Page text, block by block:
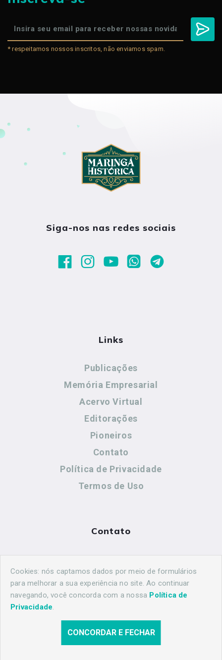
* respeitamos nossos inscritos, não enviamos spam.
Siga-nos nas redes sociais
Links
Publicações
Memória Empresarial
Acervo Virtual
Editorações
Pioneiros
Contato
Política de Privacidade
Termos de Uso
Contato
(44) 99883-8883
maringahistorica@gmail.com
© 2026 Maringá Histórica. Todos os direitos reservados.
Desenvolvido porAgência Nova Inteligência.
Cookies: nós captamos dados por meio de formulários
para melhorar a sua experiência no site. Ao continuar
navegando, você concorda com a nossa Política de
Privacidade.
CONCORDAR E FECHAR